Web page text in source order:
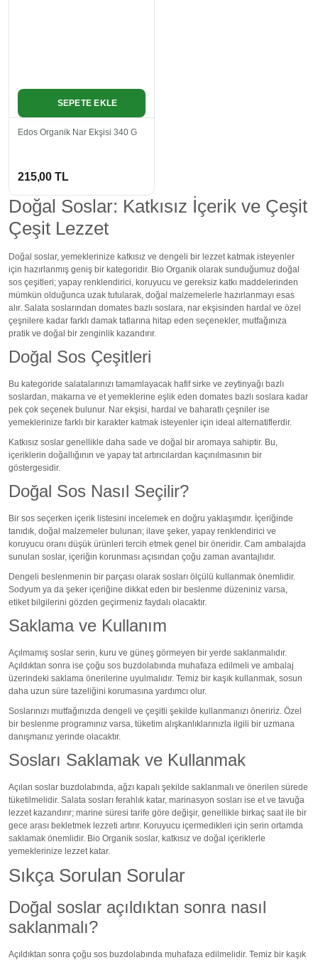
SEPETE EKLE
Edos Organik Nar Ekşisi 340 G
215,00 TL
Doğal Soslar: Katkısız İçerik ve Çeşit
Çeşit Lezzet
Doğal soslar, yemeklerinize katkısız ve dengeli bir lezzet katmak isteyenler
için hazırlanmış geniş bir kategoridir. Bio Organik olarak sunduğumuz doğal
sos çeşitleri; yapay renklendirici, koruyucu ve gereksiz katkı maddelerinden
mümkün olduğunca uzak tutularak, doğal malzemelerle hazırlanmayı esas
alır. Salata soslarından domates bazlı soslara, nar ekşisinden hardal ve özel
çeşnilere kadar farklı damak tatlarına hitap eden seçenekler, mutfağınıza
pratik ve doğal bir zenginlik kazandırır.
Doğal Sos Çeşitleri
Bu kategoride salatalarınızı tamamlayacak hafif sirke ve zeytinyağı bazlı
soslardan, makarna ve et yemeklerine eşlik eden domates bazlı soslara kadar
pek çok seçenek bulunur. Nar ekşisi, hardal ve baharatlı çeşniler ise
yemeklerinize farklı bir karakter katmak isteyenler için ideal alternatiflerdir.
Katkısız soslar genellikle daha sade ve doğal bir aromaya sahiptir. Bu,
içeriklerin doğallığının ve yapay tat artırıcılardan kaçınılmasının bir
göstergesidir.
Doğal Sos Nasıl Seçilir?
Bir sos seçerken içerik listesini incelemek en doğru yaklaşımdır. İçeriğinde
tanıdık, doğal malzemeler bulunan; ilave şeker, yapay renklendirici ve
koruyucu oranı düşük ürünleri tercih etmek genel bir öneridir. Cam ambalajda
sunulan soslar, içeriğin korunması açısından çoğu zaman avantajlıdır.
Dengeli beslenmenin bir parçası olarak sosları ölçülü kullanmak önemlidir.
Sodyum ya da şeker içeriğine dikkat eden bir beslenme düzeniniz varsa,
etiket bilgilerini gözden geçirmeniz faydalı olacaktır.
Saklama ve Kullanım
Açılmamış soslar serin, kuru ve güneş görmeyen bir yerde saklanmalıdır.
Açıldıktan sonra ise çoğu sos buzdolabında muhafaza edilmeli ve ambalaj
üzerindeki saklama önerilerine uyulmalıdır. Temiz bir kaşık kullanmak, sosun
daha uzun süre tazeliğini korumasına yardımcı olur.
Soslarınızı mutfağınızda dengeli ve çeşitli şekilde kullanmanızı öneririz. Özel
bir beslenme programınız varsa, tüketim alışkanlıklarınızla ilgili bir uzmana
danışmanız yerinde olacaktır.
Sosları Saklamak ve Kullanmak
Açılan soslar buzdolabında, ağzı kapalı şekilde saklanmalı ve önerilen sürede
tüketilmelidir. Salata sosları ferahlık katar, marinasyon sosları ise et ve tavuğa
lezzet kazandırır; marine süresi tarife göre değişir, genellikle birkaç saat ile bir
gece arası bekletmek lezzeti artırır. Koruyucu içermedikleri için serin ortamda
saklamak önemlidir. Bio Organik soslar, katkısız ve doğal içeriklerle
yemeklerinize lezzet katar.
Sıkça Sorulan Sorular
Doğal soslar açıldıktan sonra nasıl
saklanmalı?
Açıldıktan sonra çoğu sos buzdolabında muhafaza edilmelidir. Temiz bir kaşık